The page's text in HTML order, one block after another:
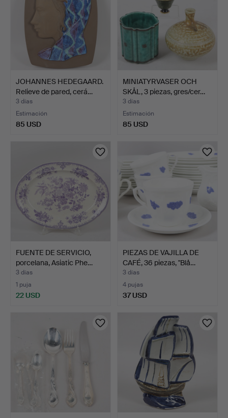
JOHANNES HEDEGAARD.
Relieve de pared, cerá…
3 días
Estimación
85 USD
MINIATYRVASER OCH
SKÅL, 3 piezas, gres/cer…
3 días
Estimación
85 USD
FUENTE DE SERVICIO,
porcelana, Asiatic Phe…
3 días
1 puja
22 USD
PIEZAS DE VAJILLA DE
CAFÉ, 36 piezas, "Blå…
3 días
4 pujas
37 USD